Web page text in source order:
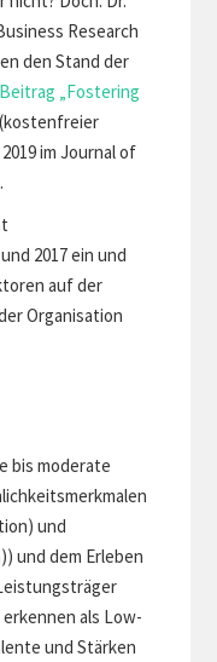
Research
den Stand der
„Fostering
(kostenfreier
im Journal of
2017 ein und
auf der
Organisation
bis moderate
und
und dem Erleben
als Low-
und Stärken